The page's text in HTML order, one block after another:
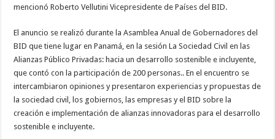
mencionó Roberto Vellutini Vicepresidente de Países del BID.
El anuncio se realizó durante la Asamblea Anual de Gobernadores del
BID que tiene lugar en Panamá, en la sesión La Sociedad Civil en las
Alianzas Público Privadas: hacia un desarrollo sostenible e incluyente,
que contó con la participación de 200 personas.. En el encuentro se
intercambiaron opiniones y presentaron experiencias y propuestas de
la sociedad civil, los gobiernos, las empresas y el BID sobre la
creación e implementación de alianzas innovadoras para el desarrollo
sostenible e incluyente.